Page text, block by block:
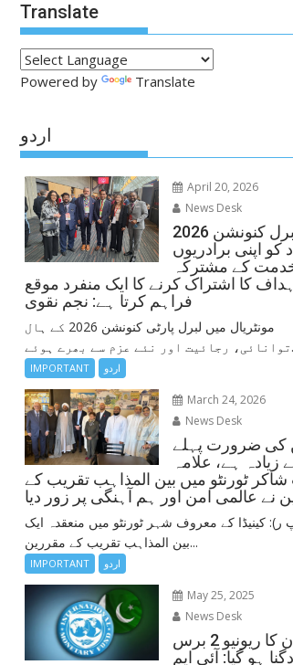
Translate
Powered by Translate
اردو
April 20, 2026
News Desk
لبرل کنونشن 2026
کو اپنی برادریوں
کے مشترکہ
کا اشتراک کرنے کا ایک منفرد موقع
فراہم کرتا ہے: نجم نقوی
مونٹریال میں لبرل پارٹی کنونشن 2026 کے ہال
IMPORTANT اردو
March 24, 2026
News Desk
کی ضرورت پہلے
زیادہ ہے، علامہ
شاکر ٹورنٹو میں بین المذاہب تقریب کے
نے عالمی امن اور ہم آہنگی پر زور دیا
ر): کینیڈا کے معروف شہر ٹورنٹو میں منعقدہ ایک
بین المذاہب تقریب کے مقررین...
IMPORTANT اردو
May 25, 2025
News Desk
پاکستان کا ریونیو 2 برس
ہو گیا: آئی ایم